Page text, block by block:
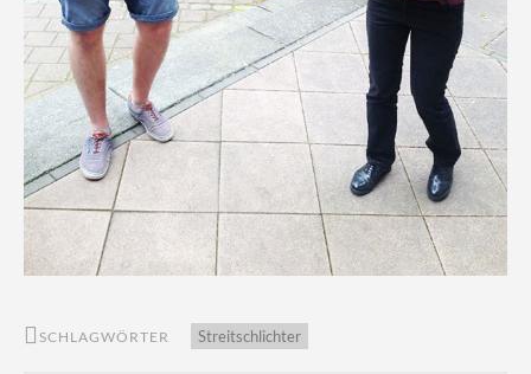
SCHLAGWÖRTER Streitschlichter